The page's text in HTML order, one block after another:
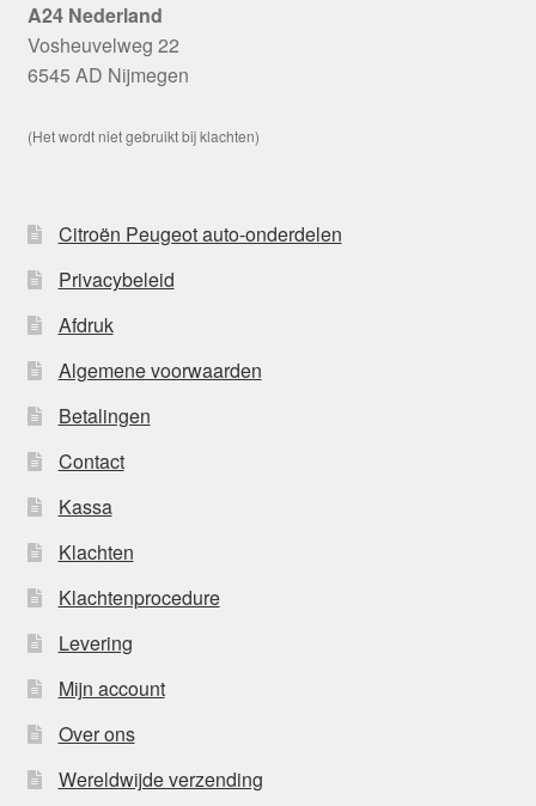
A24 Nederland
Vosheuvelweg 22
6545 AD Nijmegen
(Het wordt niet gebruikt bij klachten)
Citroën Peugeot auto-onderdelen
Privacybeleid
Afdruk
Algemene voorwaarden
Betalingen
Contact
Kassa
Klachten
Klachtenprocedure
Levering
Mijn account
Over ons
Wereldwijde verzending